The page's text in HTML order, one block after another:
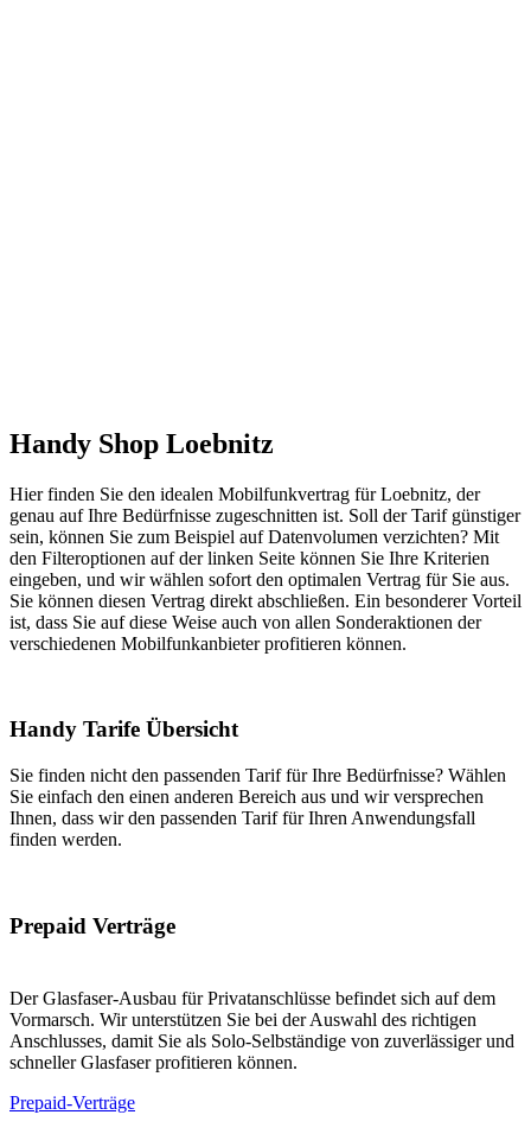
Handy Shop Loebnitz
Hier finden Sie den idealen Mobilfunkvertrag für Loebnitz, der
genau auf Ihre Bedürfnisse zugeschnitten ist. Soll der Tarif günstiger
sein, können Sie zum Beispiel auf Datenvolumen verzichten? Mit
den Filteroptionen auf der linken Seite können Sie Ihre Kriterien
eingeben, und wir wählen sofort den optimalen Vertrag für Sie aus.
Sie können diesen Vertrag direkt abschließen. Ein besonderer Vorteil
ist, dass Sie auf diese Weise auch von allen Sonderaktionen der
verschiedenen Mobilfunkanbieter profitieren können.
Handy Tarife Übersicht
Sie finden nicht den passenden Tarif für Ihre Bedürfnisse? Wählen
Sie einfach den einen anderen Bereich aus und wir versprechen
Ihnen, dass wir den passenden Tarif für Ihren Anwendungsfall
finden werden.
Prepaid Verträge
Der Glasfaser-Ausbau für Privatanschlüsse befindet sich auf dem
Vormarsch. Wir unterstützen Sie bei der Auswahl des richtigen
Anschlusses, damit Sie als Solo-Selbständige von zuverlässiger und
schneller Glasfaser profitieren können.
Prepaid-Verträge